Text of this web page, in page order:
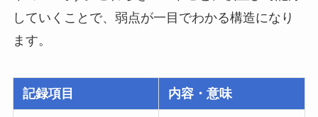
していくことで、弱点が一目でわかる構造になり
ます。
記録項目 内容・意味